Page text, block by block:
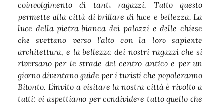
coinvolgimento di tanti ragazzi. Tutto questo
permette alla città di brillare di luce e bellezza. La
luce della pietra bianca dei palazzi e delle chiese
che svettano verso l’alto con la loro sapiente
architettura, e la bellezza dei nostri ragazzi che si
riversano per le strade del centro antico e per un
giorno diventano guide per i turisti che popoleranno
Bitonto. L’invito a visitare la nostra città è rivolto a
tutti: vi aspettiamo per condividere tutto quello che